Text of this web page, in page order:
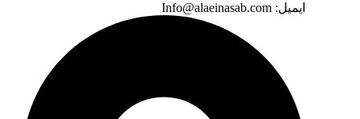
ایمیل: Info@alaeinasab.com